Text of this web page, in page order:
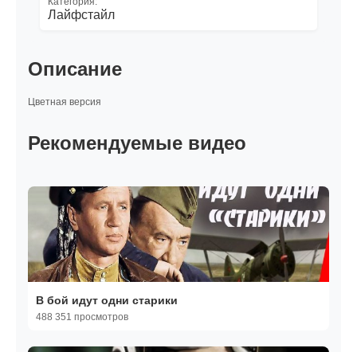
Лайфстайл
Описание
Цветная версия
Рекомендуемые видео
В бой идут одни старики
488 351 просмотров